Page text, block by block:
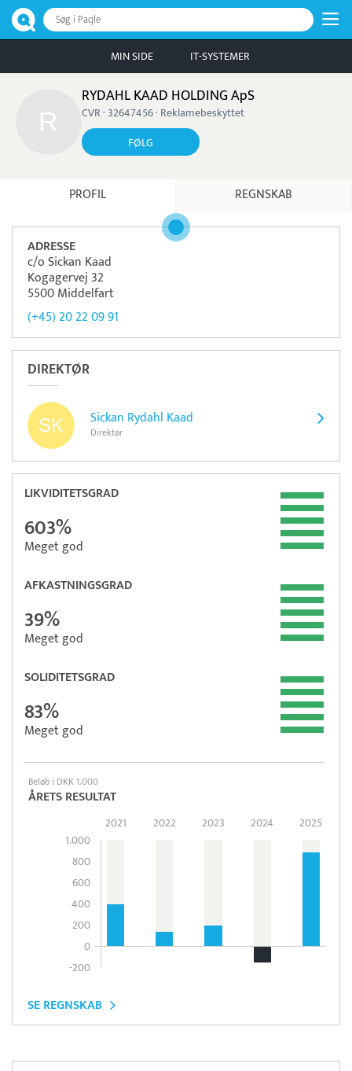
Søg i Paqle
MIN SIDE IT-SYSTEMER
RYDAHL KAAD HOLDING ApS
CVR · 32647456 · Reklamebeskyttet
FØLG
PROFIL REGNSKAB
ADRESSE
c/o Sickan Kaad
Kogagervej 32
5500 Middelfart
(+45) 20 22 09 91
DIREKTØR
Sickan Rydahl Kaad
Direktør
LIKVIDITETSGRAD
603%
Meget god
AFKASTNINGSGRAD
39%
Meget god
SOLIDITETSGRAD
83%
Meget god
Beløb i DKK 1.000
ÅRETS RESULTAT
1.000
800
600
400
200
0
-200
2021 2022 2023 2024 2025
SE REGNSKAB